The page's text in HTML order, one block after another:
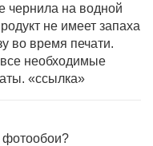
чернила на водной
не имеет запаха
во время печати.
необходимые
«ссылка»
фотообои?